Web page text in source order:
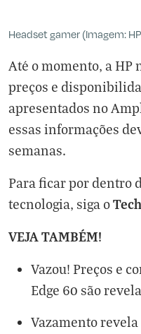
Headset gamer (Imagem:
Até o momento, a HP
preços e
apresentados no
essas informações
semanas.
Para ficar por dentro
tecnologia, siga o
VEJA TAMBÉM!
Vazou! Preços e
Edge 60 são
Vazamento